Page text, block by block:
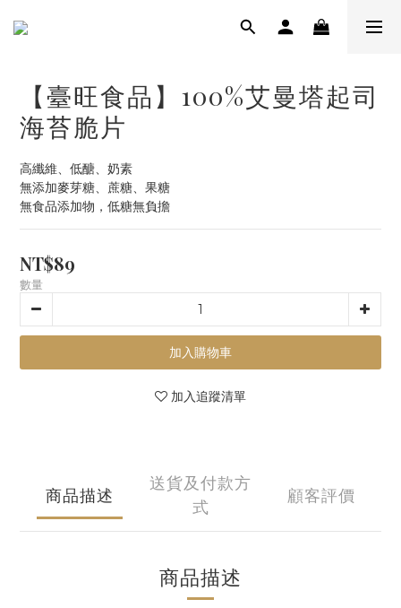
【臺旺食品】100%艾曼塔起司
海苔脆片
高纖維、低醣、奶素
無添加麥芽糖、蔗糖、果糖
無食品添加物，低糖無負擔
NT$89
數量
加入購物車
加入追蹤清單
商品描述
送貨及付款方
式
顧客評價
商品描述